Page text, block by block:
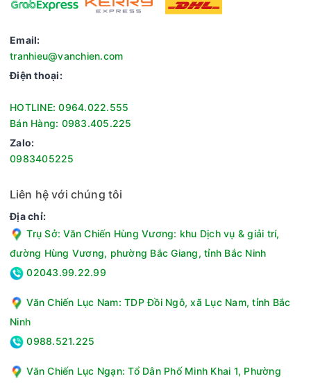
- Hẹn giờ giặt, tính năng trợ giúp cho gia đình bạn chủ động
trong thời gian giặt giũ mà không lo quên giặt quần áo.
- Tiện ích thêm đồ trong khi giặt giúp bạn không phải giặt
thêm một lần nữa do giặt sót quần áo hay quên cho nước xả,
Máy giặt Aqua 8 kg AWM8-316K(B) thích hợp với gia đình có
những sự an tâm cho sức khỏe gia đình bạn bởi máy trang bị
mâm giặt kháng khuẩn, cùng với đó là chế độ Aroma giúp
quần áo của gia đình ngát hương thơm.
Loại máy giặt:Cửa trên
Email:
tranhieu@vanchien.com
Điện thoại:
HOTLINE: 0964.022.555
Bán Hàng: 0983.405.225
Zalo:
0983405225
Liên hệ với chúng tôi
Địa chỉ:
Trụ Sở: Văn Chiến Hùng Vương: khu Dịch vụ & giải trí,
đường Hùng Vương, phường Bắc Giang, tỉnh Bắc Ninh
02043.99.22.99
Văn Chiến Lục Nam: TDP Đồi Ngô, xã Lục Nam, tỉnh Bắc
Ninh
0988.521.225
Văn Chiến Lục Ngạn: Tổ Dân Phố Minh Khai 1, Phường